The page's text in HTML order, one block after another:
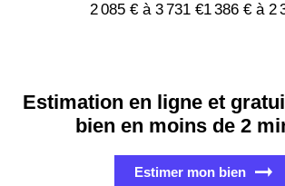
2 085 € à 3 731 €1 386 € à 2
Estimation en ligne et
bien en moins de 2
Estimer mon bien